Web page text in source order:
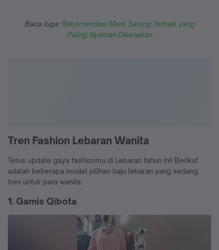
Baca Juga: Rekomendasi Merk Sarung Terbaik yang
Paling Nyaman Dikenakan
Tren Fashion Lebaran Wanita
Terus update gaya fashionmu di Lebaran tahun ini! Berikut
adalah beberapa model pilihan baju lebaran yang sedang
tren untuk para wanita.
1. Gamis Qibota